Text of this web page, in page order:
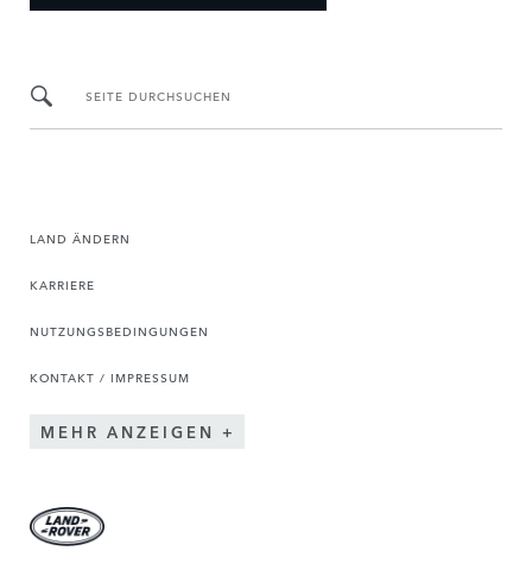
SEITE DURCHSUCHEN
LAND ÄNDERN
KARRIERE
NUTZUNGSBEDINGUNGEN
KONTAKT / IMPRESSUM
MEHR ANZEIGEN